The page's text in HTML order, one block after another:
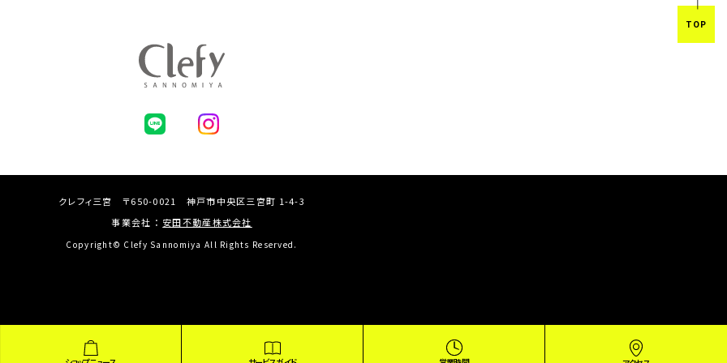
TOP
クレフィ三宮 〒650-0021 神戸市中央区三宮町 1-4-3
事業会社 ： 安田不動産株式会社
Copyright© Clefy Sannomiya All Rights Reserved.